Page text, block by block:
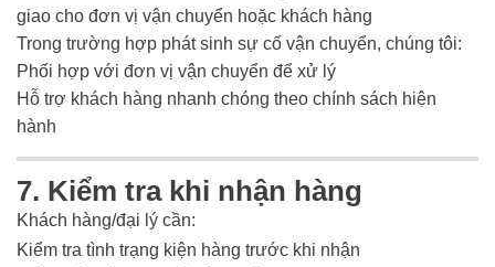
giao cho đơn vị vận chuyển hoặc khách hàng
Trong trường hợp phát sinh sự cố vận chuyển, chúng tôi:
Phối hợp với đơn vị vận chuyển để xử lý
Hỗ trợ khách hàng nhanh chóng theo chính sách hiện
hành
7. Kiểm tra khi nhận hàng
Khách hàng/đại lý cần:
Kiểm tra tình trạng kiện hàng trước khi nhận